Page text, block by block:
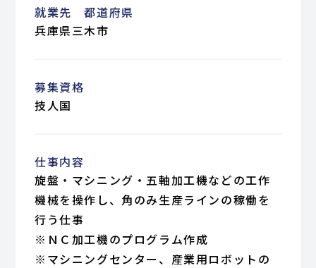
就業先 都道府県
兵庫県三木市
募集資格
技人国
仕事内容
旋盤・マシニング・五軸加工機などの工作
機械を操作し、角のみ生産ラインの稼働を
行う仕事
※ＮＣ加工機のプログラム作成
※マシニングセンター、産業用ロボットの